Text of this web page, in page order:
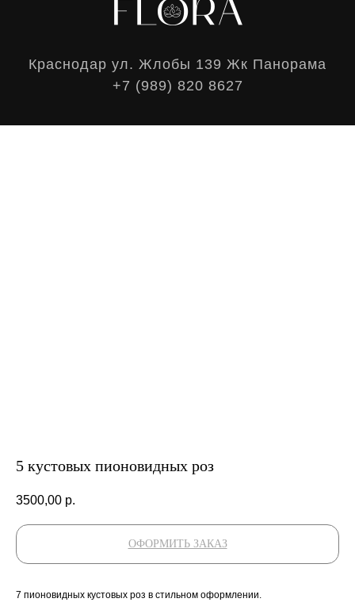
Краснодар ул. Жлобы 139 Жк Панорама
+7 (989) 820 8627
5 кустовых пионовидных роз
3500,00 р.
ОФОРМИТЬ ЗАКАЗ
7 пионовидных кустовых роз в стильном оформлении.